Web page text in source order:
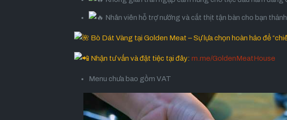
Nhân viên hỗ trợ nướng và cắt thịt tận bàn cho bạn
Bò Dát Vàng tại Golden Meat – Sự lựa chọn hoàn hảo để
Nhận tư vấn và đặt tiệc tại đây: m.me/GoldenMeatHouse
Menu chưa bao gồm VAT